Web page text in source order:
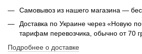
Самовывоз из нашего магазина —
Доставка по Украине через «Новую
тарифам перевозчика, обычно от 70
Подробнее о доставке